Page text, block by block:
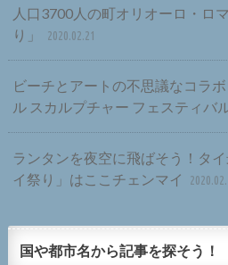
人口3700人の町オリオーロ・ロ
り」
2020.02.21
ビーチとアートの不思議なコラ
ル スカルプチャー フェスティバ
ランタンを夜空に飛ばそう！タ
イ祭り」はここチェンマイ
国や都市名から記事を探そう！